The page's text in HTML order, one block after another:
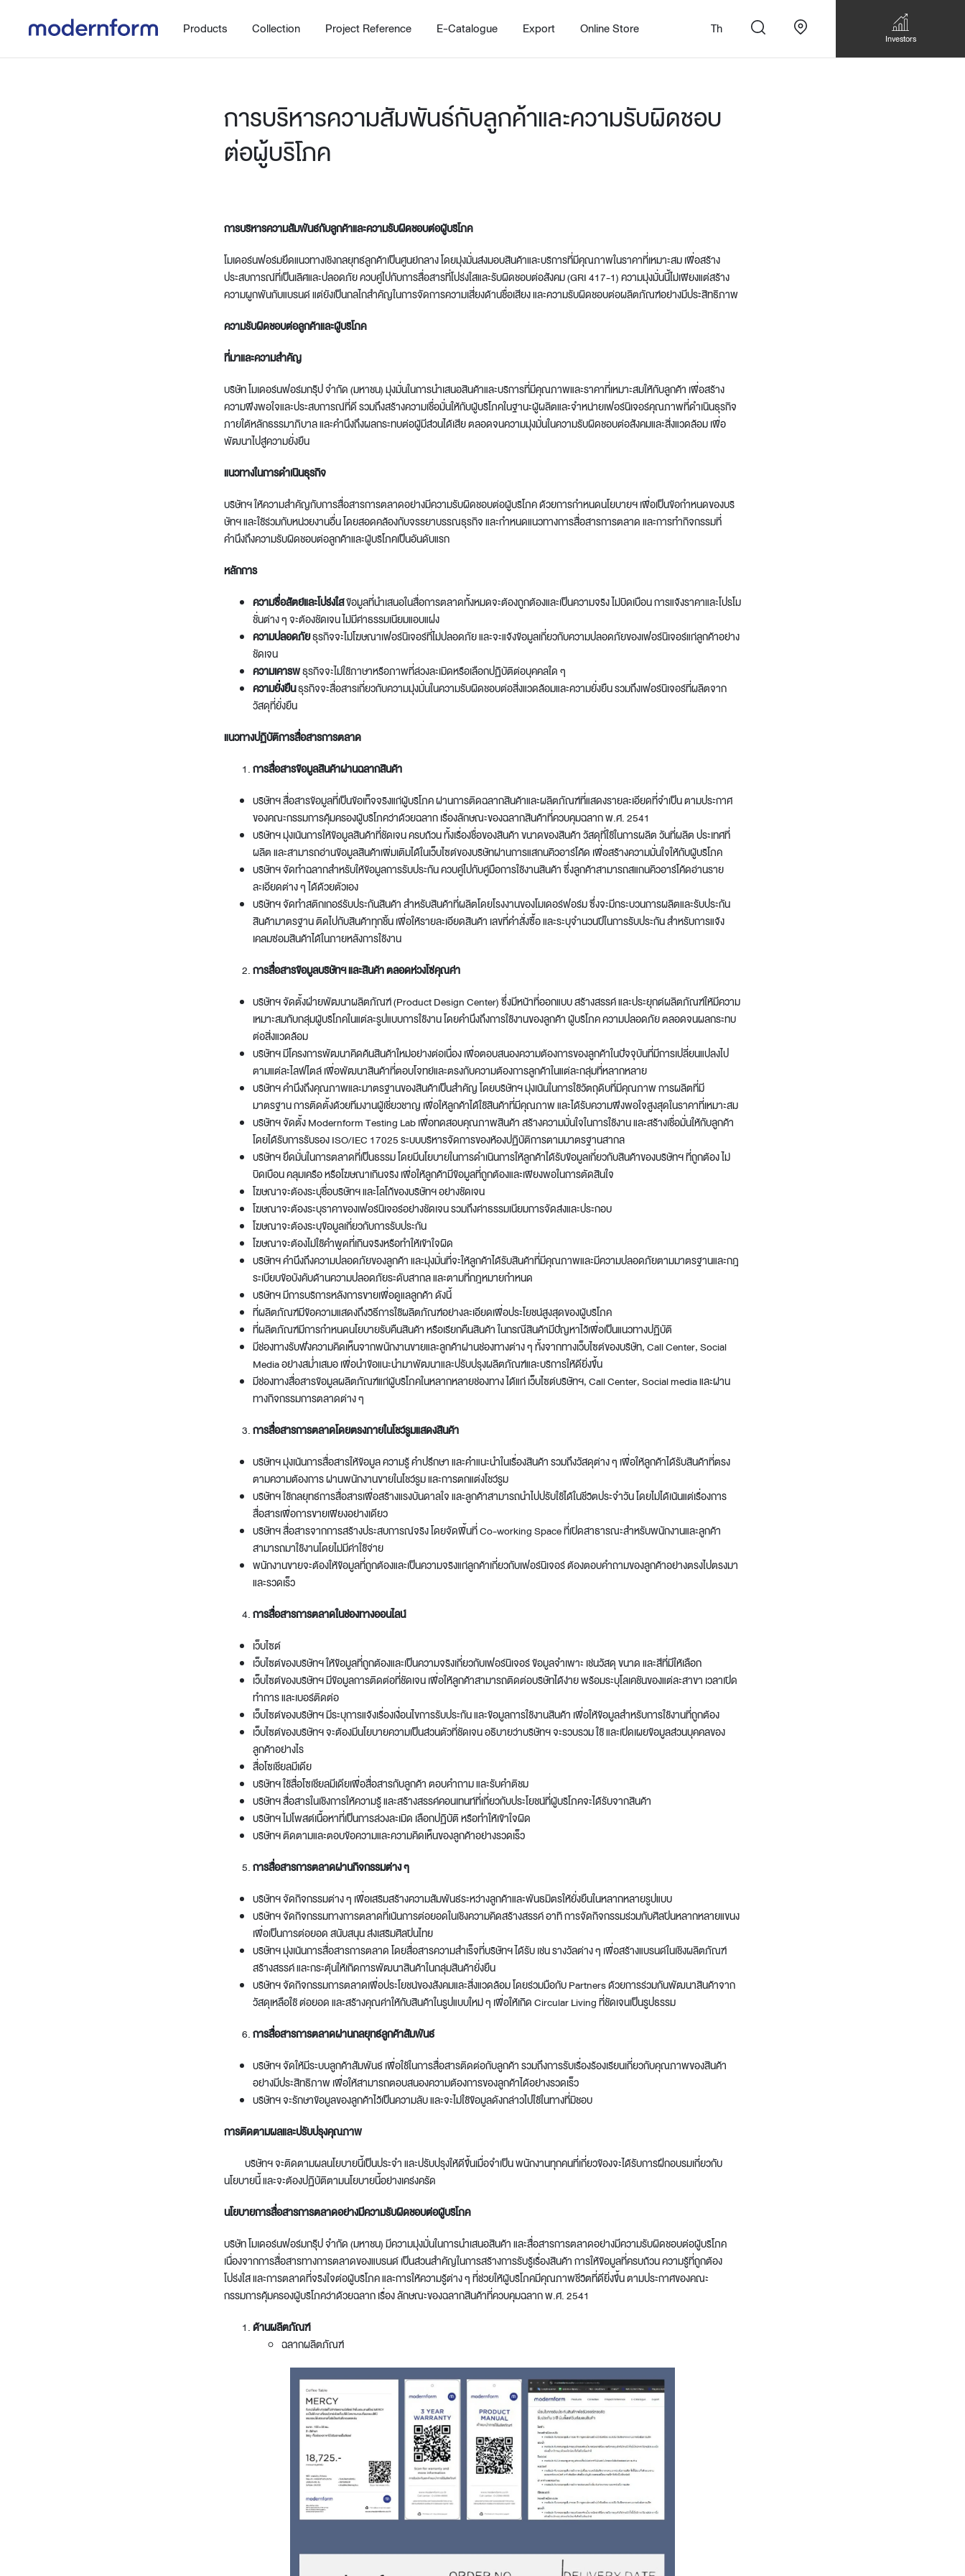
Products
Steelcase
Ergonomic chair
Adjustable desk
Working accessories
Home
Living room
Dining room
Bedroom
Kitchens
Kitchen Accessories
Barstool
Higold
Kitchen Tall Unit Basket
Kitchen Pull Out Basket
Kitchen Corner Basket
Kitchen Wall Cabinet
Kitchen Base Unit Basket
Kitchen Accessories
Collection
Orbix
Work.Move.More
New! Working Design Solution
Custom เหมาะกับทุกไลฟ์
สไตล์
Collection
Project Reference E-Catalogue Export Online Store Th
Investors
การบริหารความสัมพันธ์กับลูกค้าและความรับผิดชอบ
ต่อผู้บริโภค
การบริหารความสัมพันธ์กับลูกค้าและความรับผิดชอบต่อผู้บริโภค
โมเดอร์นฟอร์มยึดแนวทางเชิงกลยุทธ์ลูกค้าเป็นศูนย์กลาง โดยมุ่งมั่นส่งมอบสินค้าและบริการที่มีคุณภาพในราคาที่เหมาะสม เพื่อสร้าง
ประสบการณ์ที่เป็นเลิศและปลอดภัย ควบคู่ไปกับการสื่อสารที่โปร่งใสและรับผิดชอบต่อสังคม (GRI 417-1) ความมุ่งมั่นนี้ไม่เพียงแต่สร้าง
ความผูกพันกับแบรนด์ แต่ยังเป็นกลไกสำคัญในการจัดการความเสี่ยงด้านชื่อเสียง และความรับผิดชอบต่อผลิตภัณฑ์อย่างมีประสิทธิภาพ
ความรับผิดชอบต่อลูกค้าและผู้บริโภค
ที่มาและความสำคัญ
บริษัท โมเดอร์นฟอร์มกรุ๊ป จำกัด (มหาชน) มุ่งมั่นในการนำเสนอสินค้าและบริการที่มีคุณภาพและราคาที่เหมาะสมให้กับลูกค้า เพื่อสร้าง
ความพึงพอใจและประสบการณ์ที่ดี รวมถึงสร้างความเชื่อมั่นให้กับผู้บริโภคในฐานะผู้ผลิตและจำหน่ายเฟอร์นิเจอร์คุณภาพที่ดำเนินธุรกิจ
ภายใต้หลักธรรมาภิบาล และคำนึงถึงผลกระทบต่อผู้มีส่วนได้เสีย ตลอดจนความมุ่งมั่นในความรับผิดชอบต่อสังคมและสิ่งแวดล้อม เพื่อ
พัฒนาไปสู่ความยั่งยืน
แนวทางในการดำเนินธุรกิจ
บริษัทฯ ให้ความสำคัญกับการสื่อสารการตลาดอย่างมีความรับผิดชอบต่อผู้บริโภค ด้วยการกำหนดนโยบายฯ เพื่อเป็นข้อกำหนดของบริ
ษัทฯ และใช้ร่วมกับหน่วยงานอื่น โดยสอดคล้องกับจรรยาบรรณธุรกิจ และกำหนดแนวทางการสื่อสารการตลาด และการทำกิจกรรมที่
คำนึงถึงความรับผิดชอบต่อลูกค้าและผู้บริโภคเป็นอันดับแรก
หลักการ
ความซื่อสัตย์และโปร่งใสข้อมูลที่นำเสนอในสื่อการตลาดทั้งหมดจะต้องถูกต้องและเป็นความจริง ไม่บิดเบือน การแจ้งราคาและโปรโม
ชั่นต่าง ๆ จะต้องชัดเจน ไม่มีค่าธรรมเนียมแอบแฝง
ความปลอดภัยธุรกิจจะไม่โฆษณาเฟอร์นิเจอร์ที่ไม่ปลอดภัย และจะแจ้งข้อมูลเกี่ยวกับความปลอดภัยของเฟอร์นิเจอร์แก่ลูกค้าอย่าง
ชัดเจน
ความเคารพธุรกิจจะไม่ใช้ภาษาหรือภาพที่ล่วงละเมิดหรือเลือกปฏิบัติต่อบุคคลใด ๆ
ความยั่งยืนธุรกิจจะสื่อสารเกี่ยวกับความมุ่งมั่นในความรับผิดชอบต่อสิ่งแวดล้อมและความยั่งยืน รวมถึงเฟอร์นิเจอร์ที่ผลิตจาก
วัสดุที่ยั่งยืน
แนวทางปฏิบัติการสื่อสารการตลาด
การสื่อสารข้อมูลสินค้าผ่านฉลากสินค้า
บริษัทฯ สื่อสารข้อมูลที่เป็นข้อเท็จจริงแก่ผู้บริโภค ผ่านการติดฉลากสินค้าและผลิตภัณฑ์ที่แสดงรายละเอียดที่จำเป็น ตามประกาศ
ของคณะกรรมการคุ้มครองผู้บริโภคว่าด้วยฉลาก เรื่องลักษณะของฉลากสินค้าที่ควบคุมฉลาก พ.ศ. 2541
บริษัทฯ มุ่งเน้นการให้ข้อมูลสินค้าที่ชัดเจน ครบถ้วน ทั้งเรื่องชื่อของสินค้า ขนาดของสินค้า วัสดุที่ใช้ในการผลิต วันที่ผลิต ประเทศที่
ผลิต และสามารถอ่านข้อมูลสินค้าเพิ่มเติมได้ในเว็บไซต์ของบริษัทผ่านการแสกนคิวอาร์โค้ด เพื่อสร้างความมั่นใจให้กับผู้บริโภค
บริษัทฯ จัดทำฉลากสำหรับให้ข้อมูลการรับประกัน ควบคู่ไปกับคู่มือการใช้งานสินค้า ซึ่งลูกค้าสามารถสแกนคิวอาร์โค้ดอ่านราย
ละเอียดต่าง ๆ ได้ด้วยตัวเอง
บริษัทฯ จัดทำสติกเกอร์รับประกันสินค้า สำหรับสินค้าที่ผลิตโดยโรงงานของโมเดอร์ฟอร์ม ซึ่งจะมีกระบวนการผลิตและรับประกัน
สินค้ามาตรฐาน ติดไปกับสินค้าทุกชิ้น เพื่อให้รายละเอียดสินค้า เลขที่คำสั่งซื้อ และระบุจำนวนปีในการรับประกัน สำหรับการแจ้ง
เคลมซ่อมสินค้าได้ในภายหลังการใช้งาน
การสื่อสารข้อมูลบริษัทฯ และสินค้า ตลอดห่วงโซ่คุณค่า
บริษัทฯ จัดตั้งฝ่ายพัฒนาผลิตภัณฑ์ (Product Design Center) ซึ่งมีหน้าที่ออกแบบ สร้างสรรค์ และประยุกต์ผลิตภัณฑ์ให้มีความ
เหมาะสมกับกลุ่มผู้บริโภคในแต่ละรูปแบบการใช้งาน โดยคำนึงถึงการใช้งานของลูกค้า ผู้บริโภค ความปลอดภัย ตลอดจนผลกระทบ
ต่อสิ่งแวดล้อม
บริษัทฯ มีโครงการพัฒนาคิดค้นสินค้าใหม่อย่างต่อเนื่อง เพื่อตอบสนองความต้องการของลูกค้าในปัจจุบันที่มีการเปลี่ยนแปลงไป
ตามแต่ละไลฟ์ไตล์ เพื่อพัฒนาสินค้าที่ตอบโจทย์และตรงกับความต้องการลูกค้าในแต่ละกลุ่มที่หลากหลาย
บริษัทฯ คำนึงถึงคุณภาพและมาตรฐานของสินค้าเป็นสำคัญ โดยบริษัทฯ มุ่งเน้นในการใช้วัตถุดิบที่มีคุณภาพ การผลิตที่มี
มาตรฐาน การติดตั้งด้วยทีมงานผู้เชี่ยวชาญ เพื่อให้ลูกค้าได้ใช้สินค้าที่มีคุณภาพ และได้รับความพึงพอใจสูงสุดในราคาที่เหมาะสม
บริษัทฯ จัดตั้ง Modernform Testing Lab เพื่อทดสอบคุณภาพสินค้า สร้างความมั่นใจในการใช้งาน และสร้างเชื่อมั่นให้กับลูกค้า
โดยได้รับการรับรอง ISO/IEC 17025 ระบบบริหารจัดการของห้องปฏิบัติการตามมาตรฐานสากล
บริษัทฯ ยึดมั่นในการตลาดที่เป็นธรรม โดยมีนโยบายในการดำเนินการให้ลูกค้าได้รับข้อมูลเกี่ยวกับสินค้าของบริษัทฯ ที่ถูกต้อง ไม่
บิดเบือน คลุมเครือ หรือโฆษณาเกินจริง เพื่อให้ลูกค้ามีข้อมูลที่ถูกต้องและเพียงพอในการตัดสินใจ
โฆษณาจะต้องระบุชื่อบริษัทฯ และโลโก้ของบริษัทฯ อย่างชัดเจน
โฆษณาจะต้องระบุราคาของเฟอร์นิเจอร์อย่างชัดเจน รวมถึงค่าธรรมเนียมการจัดส่งและประกอบ
โฆษณาจะต้องระบุข้อมูลเกี่ยวกับการรับประกัน
โฆษณาจะต้องไม่ใช้คำพูดที่เกินจริงหรือทำให้เข้าใจผิด
บริษัทฯ คำนึงถึงความปลอดภัยของลูกค้า และมุ่งมั่นที่จะให้ลูกค้าได้รับสินค้าที่มีคุณภาพและมีความปลอดภัยตามมาตรฐานและกฎ
ระเบียบข้อบังคับด้านความปลอดภัยระดับสากล และตามที่กฎหมายกำหนด
บริษัทฯ มีการบริการหลังการขายเพื่อดูแลลูกค้า ดังนี้
ที่ผลิตภัณฑ์มีข้อความแสดงถึงวิธีการใช้ผลิตภัณฑ์อย่างละเอียดเพื่อประโยชน์สูงสุดของผู้บริโภค
ที่ผลิตภัณฑ์มีการกำหนดนโยบายรับคืนสินค้า หรือเรียกคืนสินค้า ในกรณีสินค้ามีปัญหาไว้เพื่อเป็นแนวทางปฏิบัติ
มีช่องทางรับฟังความคิดเห็นจากพนักงานขายและลูกค้าผ่านช่องทางต่าง ๆ ทั้งจากทางเว็บไซต์ของบริษัท, Call Center, Social
Media อย่างสม่ำเสมอ เพื่อนำข้อแนะนำมาพัฒนาและปรับปรุงผลิตภัณฑ์และบริการให้ดียิ่งขึ้น
มีช่องทางสื่อสารข้อมูลผลิตภัณฑ์แก่ผู้บริโภคในหลากหลายช่องทาง ได้แก่ เว็บไซต์บริษัทฯ, Call Center, Social media และผ่าน
ทางกิจกรรมการตลาดต่าง ๆ
การสื่อสารการตลาดโดยตรงภายในโชว์รูมแสดงสินค้า
บริษัทฯ มุ่งเน้นการสื่อสารให้ข้อมูล ความรู้ คำปรึกษา และคำแนะนำในเรื่องสินค้า รวมถึงวัสดุต่าง ๆ เพื่อให้ลูกค้าได้รับสินค้าที่ตรง
ตามความต้องการ ผ่านพนักงานขายในโชว์รูม และการตกแต่งโชว์รูม
บริษัทฯ ใช้กลยุทธ์การสื่อสารเพื่อสร้างแรงบันดาลใจ และลูกค้าสามารถนำไปปรับใช้ได้ในชีวิตประจำวัน โดยไม่ได้เน้นแต่เรื่องการ
สื่อสารเพื่อการขายเพียงอย่างเดียว
บริษัทฯ สื่อสารจากการสร้างประสบการณ์จริง โดยจัดพื้นที่ Co-working Space ที่เปิดสาธารณะสำหรับพนักงานและลูกค้า
สามารถมาใช้งานโดยไม่มีค่าใช้จ่าย
พนักงานขายจะต้องให้ข้อมูลที่ถูกต้องและเป็นความจริงแก่ลูกค้าเกี่ยวกับเฟอร์นิเจอร์ ต้องตอบคำถามของลูกค้าอย่างตรงไปตรงมา
และรวดเร็ว
การสื่อสารการตลาดในช่องทางออนไลน์
เว็บไซต์
เว็บไซต์ของบริษัทฯ ให้ข้อมูลที่ถูกต้องและเป็นความจริงเกี่ยวกับเฟอร์นิเจอร์ ข้อมูลจำเพาะ เช่นวัสดุ ขนาด และสีที่มีให้เลือก
เว็บไซต์ของบริษัทฯ มีข้อมูลการติดต่อที่ชัดเจน เพื่อให้ลูกค้าสามารถติดต่อบริษัทได้ง่าย พร้อมระบุโลเคชันของแต่ละสาขา เวลาเปิด
ทำการ และเบอร์ติดต่อ
เว็บไซต์ของบริษัทฯ มีระบุการแจ้งเรื่องเงื่อนไขการรับประกัน และข้อมูลการใช้งานสินค้า เพื่อให้ข้อมูลสำหรับการใช้งานที่ถูกต้อง
เว็บไซต์ของบริษัทฯ จะต้องมีนโยบายความเป็นส่วนตัวที่ชัดเจน อธิบายว่าบริษัทฯ จะรวบรวม ใช้ และเปิดเผยข้อมูลส่วนบุคคลของ
ลูกค้าอย่างไร
สื่อโซเชียลมีเดีย
บริษัทฯ ใช้สื่อโซเชียลมีเดียเพื่อสื่อสารกับลูกค้า ตอบคำถาม และรับคำติชม
บริษัทฯ สื่อสารในเชิงการให้ความรู้ และสร้างสรรค์คอนเทนท์ที่เกี่ยวกับประโยชน์ที่ผู้บริโภคจะได้รับจากสินค้า
บริษัทฯ ไม่โพสต์เนื้อหาที่เป็นการล่วงละเมิด เลือกปฏิบัติ หรือทำให้เข้าใจผิด
บริษัทฯ ติดตามและตอบข้อความและความคิดเห็นของลูกค้าอย่างรวดเร็ว
การสื่อสารการตลาดผ่านกิจกรรมต่าง ๆ
บริษัทฯ จัดกิจกรรมต่าง ๆ เพื่อเสริมสร้างความสัมพันธ์ระหว่างลูกค้าและพันธมิตรให้ยั่งยืนในหลากหลายรูปแบบ
บริษัทฯ จัดกิจกรรมทางการตลาดที่เน้นการต่อยอดในเชิงความคิดสร้างสรรค์ อาทิ การจัดกิจกรรมร่วมกับศิลปินหลากหลายแขนง
เพื่อเป็นการต่อยอด สนับสนุน ส่งเสริมศิลปินไทย
บริษัทฯ มุ่งเน้นการสื่อสารการตลาด โดยสื่อสารความสำเร็จที่บริษัทฯ ได้รับ เช่น รางวัลต่าง ๆ เพื่อสร้างแบรนด์ในเชิงผลิตภัณฑ์
สร้างสรรค์ และกระตุ้นให้เกิดการพัฒนาสินค้าในกลุ่มสินค้ายั่งยืน
บริษัทฯ จัดกิจกรรมการตลาดเพื่อประโยชน์ของสังคมและสิ่งแวดล้อม โดยร่วมมือกับ Partners ด้วยการร่วมกันพัฒนาสินค้าจาก
วัสดุเหลือใช้ ต่อยอด และสร้างคุณค่าให้กับสินค้าในรูปแบบใหม่ ๆ เพื่อให้เกิด Circular Living ที่ชัดเจนเป็นรูปธรรม
การสื่อสารการตลาดผ่านกลยุทธ์ลูกค้าสัมพันธ์
บริษัทฯ จัดให้มีระบบลูกค้าสัมพันธ์ เพื่อใช้ในการสื่อสารติดต่อกับลูกค้า รวมถึงการรับเรื่องร้องเรียนเกี่ยวกับคุณภาพของสินค้า
อย่างมีประสิทธิภาพ เพื่อให้สามารถตอบสนองความต้องการของลูกค้าได้อย่างรวดเร็ว
บริษัทฯ จะรักษาข้อมูลของลูกค้าไว้เป็นความลับ และจะไม่ใช้ข้อมูลดังกล่าวไปใช้ในทางที่มิชอบ
การติดตามผลและปรับปรุงคุณภาพ
บริษัทฯ จะติดตามผลนโยบายนี้เป็นประจำ และปรับปรุงให้ดีขึ้นเมื่อจำเป็น พนักงานทุกคนที่เกี่ยวข้องจะได้รับการฝึกอบรมเกี่ยวกับ
นโยบายนี้ และจะต้องปฏิบัติตามนโยบายนี้อย่างเคร่งครัด
นโยบายการสื่อสารการตลาดอย่างมีความรับผิดชอบต่อผู้บริโภค
บริษัท โมเดอร์นฟอร์มกรุ๊ป จำกัด (มหาชน) มีความมุ่งมั่นในการนำเสนอสินค้า และสื่อสารการตลาดอย่างมีความรับผิดชอบต่อผู้บริโภค
เนื่องจากการสื่อสารทางการตลาดของแบรนด์ เป็นส่วนสําคัญในการสร้างการรับรู้เรื่องสินค้า การให้ข้อมูลที่ครบถ้วน ความรู้ที่ถูกต้อง
โปร่งใส และการตลาดที่จริงใจต่อผู้บริโภค และการให้ความรู้ต่าง ๆ ที่ช่วยให้ผู้บริโภคมีคุณภาพชีวิตที่ดียิ่งขึ้น ตามประกาศของคณะ
กรรมการคุ้มครองผู้บริโภคว่าด้วยฉลาก เรื่อง ลักษณะของฉลากสินค้าที่ควบคุมฉลาก พ.ศ. 2541
ด้านผลิตภัณฑ์
ฉลากผลิตภัณฑ์